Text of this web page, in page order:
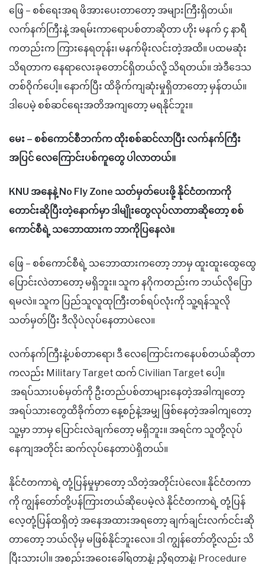
ဖြေ – စစ်ရေးအရ ဖိအားပေးတာတော့ အများကြီးရှိတယ်။
လက်နက်ကြီးနဲ့ အရမ်းကာရောပစ်တာဆိုတာ ဟိုး မနက် ၄ နာရီ
ကတည်းက ကြားနေရတုန်း၊ မနက်မိုးလင်းတဲ့အထိ။ ပထမဆုံး
သိရတာက နေရာလေးခုတောင်ရှိတယ်လို့ သိရတယ်။ အဲဒီဒေသ
တစ်ဝိုက်ပေါ့။ နောက်ပြီး ထိခိုက်ကျဆုံးမှုရှိတာတော့ မှန်တယ်။
ဒါပေမဲ့ စစ်ဆင်ရေးအတိအကျတော့ မရနိုင်ဘူး။
မေး – စစ်ကောင်စီဘက်က ထိုးစစ်ဆင်လာပြီး လက်နက်ကြီး
အပြင် လေကြောင်းပစ်ကူတွေ ပါလာတယ်။
KNU အနေနဲ့ No Fly Zone သတ်မှတ်ပေးဖို့ နိုင်ငံတကာကို
တောင်းဆိုပြီးတဲ့နောက်မှာ ဒါမျိုးတွေလုပ်လာတာဆိုတော့ စစ်
ကောင်စီရဲ့ သဘောထားက ဘာကိုပြနေလဲ။
ဖြေ – စစ်ကောင်စီရဲ့ သဘောထားကတော့ ဘာမှ ထူးထူးထွေထွေ
ပြောင်းလဲတာတော့ မရှိဘူး။ သူက နဂိုကတည်းက ဘယ်လိုပြော
ရမလဲ။ သူက ပြည်သူလူထုကြီးတစ်ရပ်လုံးကို သူ့ရန်သူလို
သတ်မှတ်ပြီး ဒီလိုပဲလုပ်နေတာပဲလေ။
လက်နက်ကြီးနဲ့ပစ်တာရော၊ ဒီ လေကြောင်းကနေပစ်တယ်ဆိုတာ
ကလည်း Military Target ထက် Civilian Target ပေါ့။
အရပ်သားပစ်မှတ်ကို ဦးတည်ပစ်တာများနေတဲ့အခါကျတော့
အရပ်သားတွေထိခိုက်တာ နေ့စဉ်နဲ့အမျှ ဖြစ်နေတဲ့အခါကျတော့
သူ့မှာ ဘာမှ ပြောင်းလဲချက်တော့ မရှိဘူး။ အရင်က သူတို့လုပ်
နေကျအတိုင်း ဆက်လုပ်နေတာပဲရှိတယ်။
နိုင်ငံတကာရဲ့ တုံ့ပြန်မှုမှာတော့ သိတဲ့အတိုင်းပဲလေ။ နိုင်ငံတကာ
ကို ကျွန်တော်တို့ပန်ကြားတယ်ဆိုပေမဲ့လဲ နိုင်ငံတကာရဲ့ တုံ့ပြန်
လေ့တုံ့ပြန်ထရှိတဲ့ အနေအထားအရတော့ ချက်ချင်းလက်ငင်းဆို
တာတော့ ဘယ်လိုမှ မဖြစ်နိုင်ဘူးလေ။ ဒါ ကျွန်တော်တို့လည်း သိ
ပြီးသားပါ။ အစည်းအဝေးခေါ်ရတာနဲ့၊ ညှိရတာနဲ့၊ Procedure